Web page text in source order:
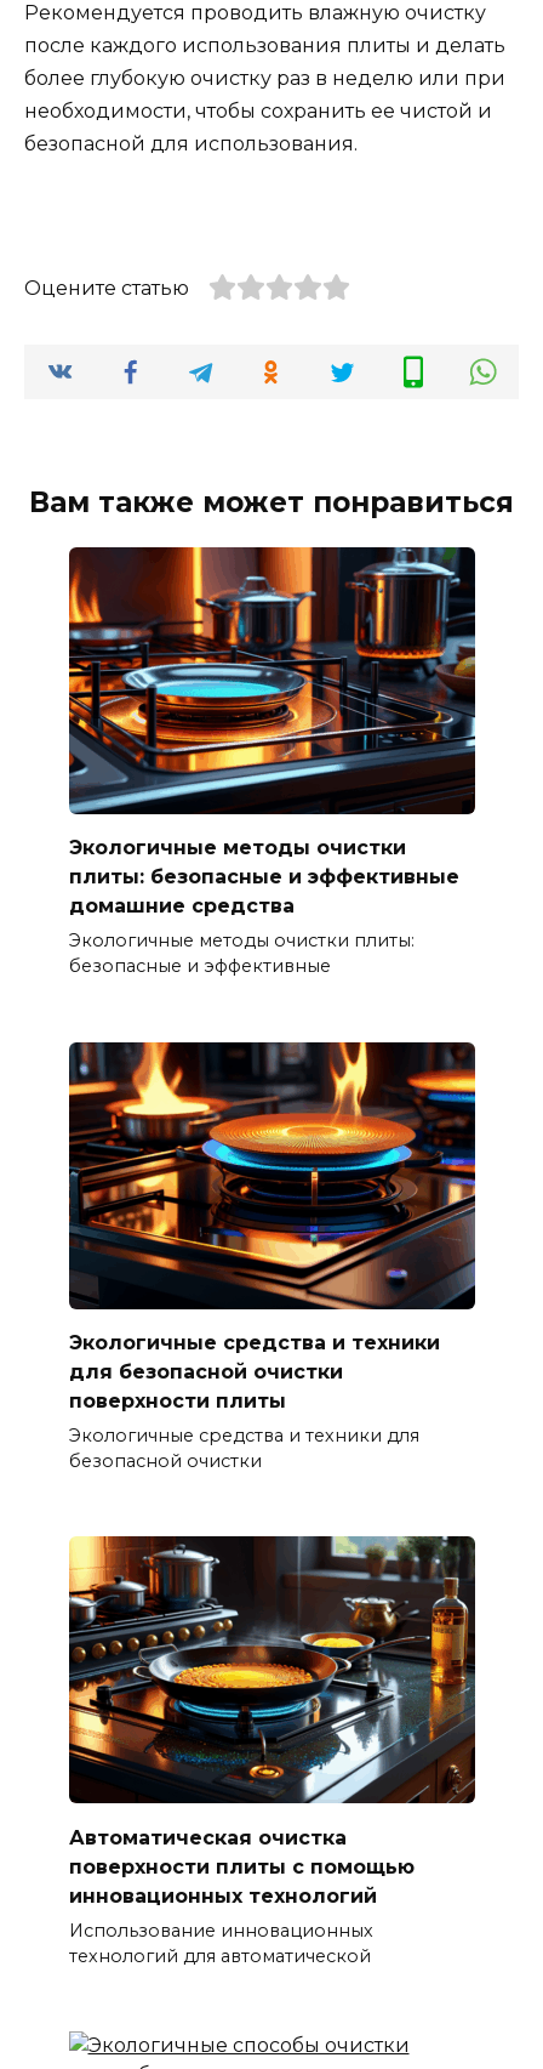
Рекомендуется проводить влажную очистку
после каждого использования плиты и делать
более глубокую очистку раз в неделю или при
необходимости, чтобы сохранить ее чистой и
безопасной для использования.
Оцените статью
Вам также может понравиться
Экологичные методы очистки
плиты: безопасные и эффективные
домашние средства
Экологичные методы очистки плиты:
безопасные и эффективные
Экологичные средства и техники
для безопасной очистки
поверхности плиты
Экологичные средства и техники для
безопасной очистки
Автоматическая очистка
поверхности плиты с помощью
инновационных технологий
Использование инновационных
технологий для автоматической